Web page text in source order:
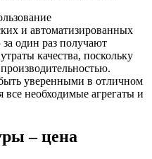
и автоматизированных
один раз получают
качества, поскольку
уверенными в отличном
все необходимые агрегаты и
– цена